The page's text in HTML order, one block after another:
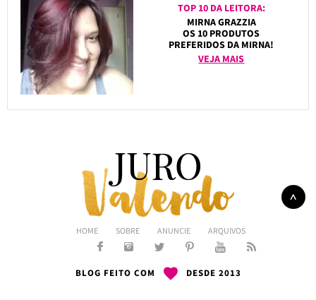
TOP 10 DA LEITORA:
MIRNA GRAZZIA
OS 10 PRODUTOS
PREFERIDOS DA MIRNA!
VEJA MAIS
HOME SOBRE ANUNCIE ARQUIVOS
BLOG FEITO COM DESDE 2013